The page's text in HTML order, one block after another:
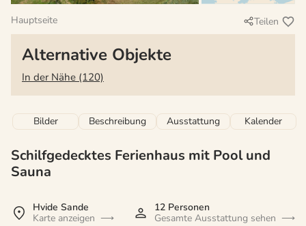
Hauptseite Teilen
Alternative Objekte
In der Nähe (120)
Bilder Beschreibung Ausstattung Kalender
Schilfgedecktes Ferienhaus mit Pool und
Sauna
Hvide Sande
Karte anzeigen
12 Personen
Gesamte Ausstattung sehen